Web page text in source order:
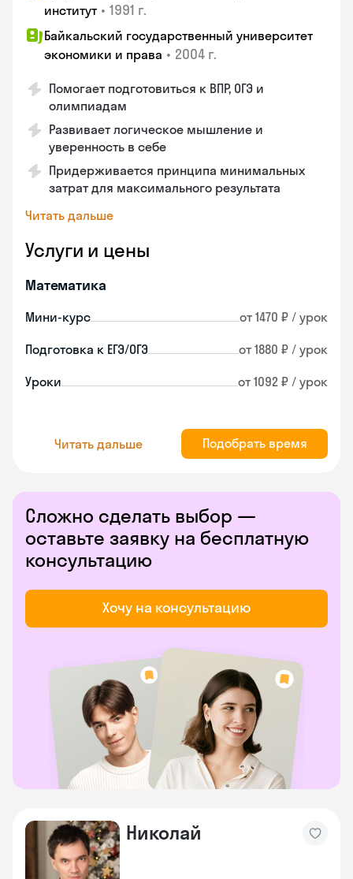
институт • 1991 г.
Байкальский государственный университет
экономики и права • 2004 г.
Помогает подготовиться к ВПР, ОГЭ и
олимпиадам
Развивает логическое мышление и
уверенность в себе
Придерживается принципа минимальных
затрат для максимального результата
Читать дальше
Услуги и цены
Математика
Мини-курс от 1470 ₽ / урок
Подготовка к ЕГЭ/ОГЭ от 1880 ₽ / урок
Уроки от 1092 ₽ / урок
Читать дальше Подобрать время
Сложно сделать выбор —
оставьте заявку на бесплатную
консультацию
Хочу на консультацию
Николай